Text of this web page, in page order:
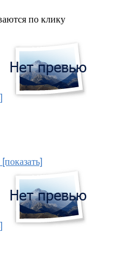
по клику
[показать]